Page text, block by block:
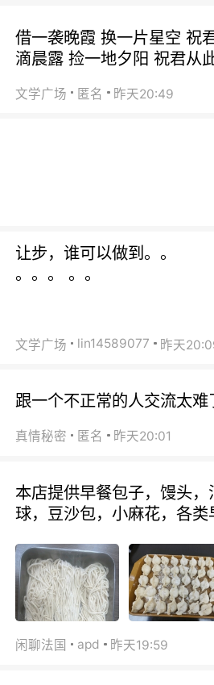
借一袭晚霞 换一片星空 祝
滴晨露 捡一地夕阳 祝君从
文学广场 匿名 昨天20:49
让步，谁可以做到。。
。。。 。。
文学广场 lin14589077 昨天
跟一个不正常的人交流太难
真情秘密 匿名 昨天20:01
本店提供早餐包子，馒头
球，豆沙包，小麻花，各
闲聊法国 apd 昨天19:59